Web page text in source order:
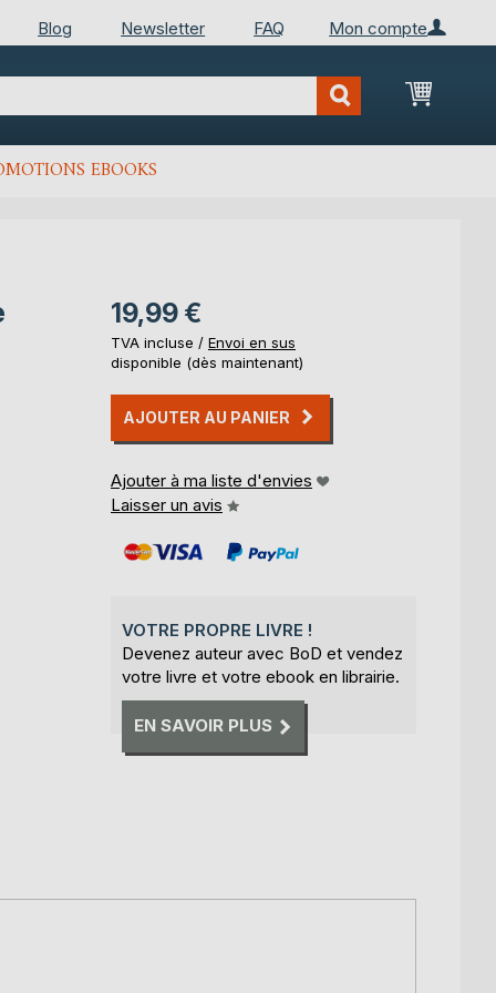
Mon compte
Blog Newsletter FAQ
Mon
EBOOKS
19,99 €
TVA incluse / Envoi en sus
disponible (dès maintenant)
AJOUTER AU PANIER
Ajouter à ma liste d'envies
Laisser un avis
VOTRE PROPRE LIVRE !
Devenez auteur avec BoD et vendez
votre livre et votre ebook en librairie.
EN SAVOIR PLUS